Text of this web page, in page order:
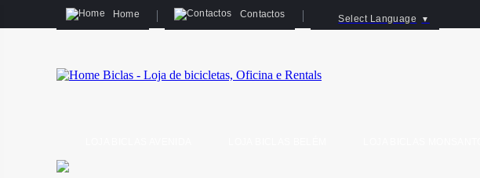
Home Contactos Select Language ▼